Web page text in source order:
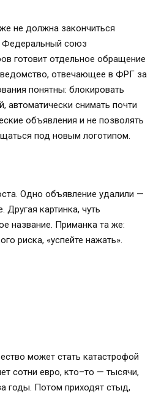
не должна закончиться
Федеральный союз
готовит отдельное обращение
отвечающее в ФРГ за
понятны: блокировать
автоматически снимать почти
объявления и не позволять
под новым логотипом.
Одно объявление удалили —
картинка, чуть
название. Приманка та же:
риска, «успейте нажать».
может стать катастрофой
сотни евро, кто–то — тысячи,
годы. Потом приходят стыд,